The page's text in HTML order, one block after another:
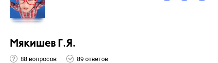
Мякишев Г.Я.
88 вопросов 89 ответов